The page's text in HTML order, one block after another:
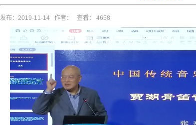
发布：2019-11-14 作者： 查看： 4658